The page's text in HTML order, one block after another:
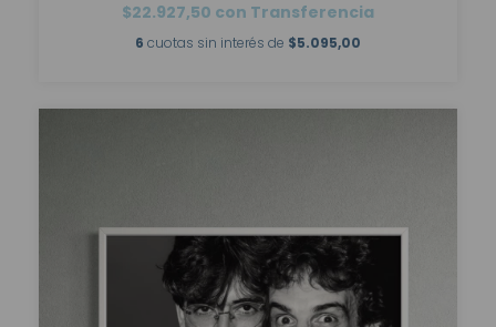
$22.927,50 con Transferencia
6 cuotas sin interés de $5.095,00